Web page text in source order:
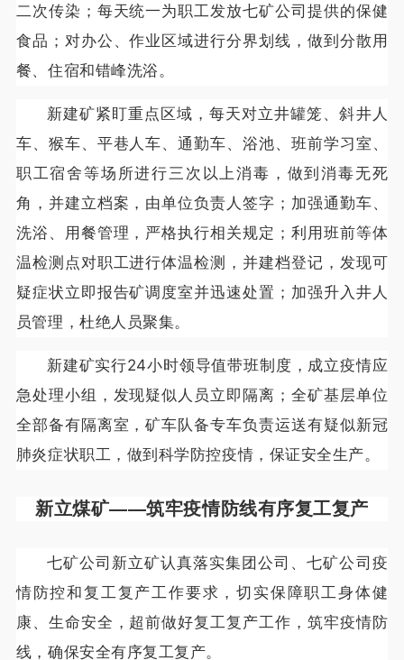
二次传染；每天统一为职工发放七矿公司提供的保健
食品；对办公、作业区域进行分界划线，做到分散用
餐、住宿和错峰洗浴。
新建矿紧盯重点区域，每天对立井罐笼、斜井人
车、猴车、平巷人车、通勤车、浴池、班前学习室、
职工宿舍等场所进行三次以上消毒，做到消毒无死
角，并建立档案，由单位负责人签字；加强通勤车、
洗浴、用餐管理，严格执行相关规定；利用班前等体
温检测点对职工进行体温检测，并建档登记，发现可
疑症状立即报告矿调度室并迅速处置；加强升入井人
员管理，杜绝人员聚集。
新建矿实行24小时领导值带班制度，成立疫情应
急处理小组，发现疑似人员立即隔离；全矿基层单位
全部备有隔离室，矿车队备专车负责运送有疑似新冠
肺炎症状职工，做到科学防控疫情，保证安全生产。
新立煤矿——筑牢疫情防线有序复工复产
七矿公司新立矿认真落实集团公司、七矿公司疫
情防控和复工复产工作要求，切实保障职工身体健
康、生命安全，超前做好复工复产工作，筑牢疫情防
线，确保安全有序复工复产。